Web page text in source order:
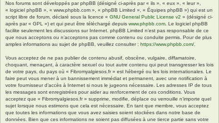
Nos forums sont développés par phpBB (désigné ci-après par « ils », « eux », « leur »,
« logiciel phpBB », « www.phpbb.com », « phpBB Limited », « Équipes phpBB ») qui est un
script libre de forum, déclaré sous la licence « GNU General Public License v2 » (désigné ci-
après par « GPL ») et qui peut être téléchargé depuis www.phpbb.com . Le logiciel phpBB
facilite seulement les discussions sur Internet. phpBB Limited n’est pas responsable de ce
que nous acceptons ou n’acceptons pas comme contenu ou conduite permis. Pour de plus
amples informations au sujet de phpBB, veuillez consulter : https://www.phpbb.com/
Vous acceptez de ne pas publier de contenu abusif, obscène, vulgaire, diffamatoire,
choquant, menaçant, à caractère sexuel ou tout autre contenu qui peut transgresser les lois
de votre pays, du pays où « Fibromyalgiesos.fr » est hébergé ou les lois internationales. Le
faire peut vous mener à un bannissement immédiat et permanent, avec une notification à
votre fournisseur d’accès à Internet si nous le jugeons nécessaire. Les adresses IP de tous
les messages sont enregistrées pour aider au renforcement de ces conditions. Vous
acceptez que « Fibromyalgiesos.fr » supprime, modifie, déplace ou verrouille n’importe quel
sujet lorsque nous estimons que cela est nécessaire. En tant que membre, vous acceptez
que toutes les informations que vous avez saisies soient stockées dans notre base de
données. Bien que ces informations ne soient pas diffusées à une tierce partie sans votre